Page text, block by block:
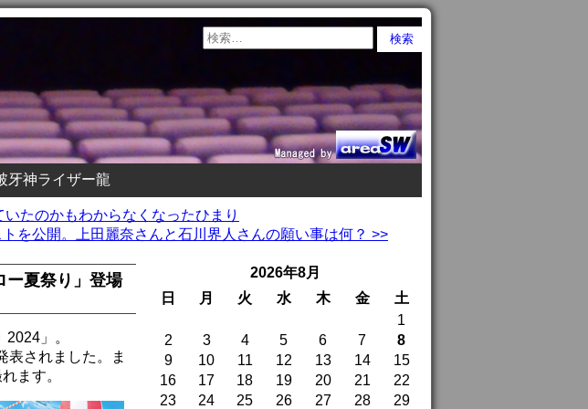
牙神ライザー龍
たのかもわからなくなったひまり
を公開。上田麗奈さんと石川界人さんの願い事は何？ >>
ー夏祭り」登場
」。
表されました。ま
ます。
2026年8月
日
月 火 水 木 金
土
1
2
3 4 5 6 7
8
9
10 11 12 13 14
15
16
17 18 19 20 21
22
23
24 25 26 27 28 29